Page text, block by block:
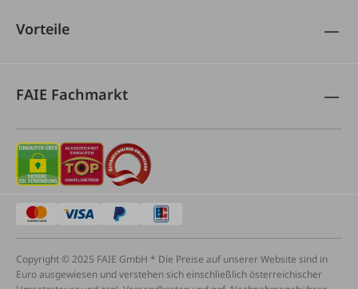
Vorteile
FAIE Fachmarkt
Copyright © 2025 FAIE GmbH * Die Preise auf unserer Website sind in
Euro ausgewiesen und verstehen sich einschließlich österreichischer